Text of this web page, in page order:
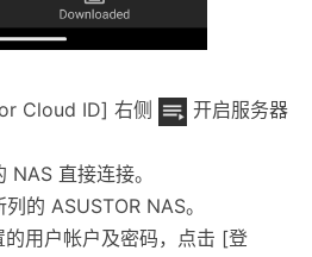
Cloud ID] 右侧
开启服务器
NAS 直接连接。
的 ASUSTOR NAS。
用户帐户及密码，点击 [登